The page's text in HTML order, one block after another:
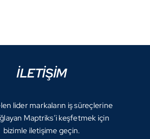
İLETİŞİM
lider markaların iş süreçlerine
Maptriks’i keşfetmek için
bizimle iletişime geçin.